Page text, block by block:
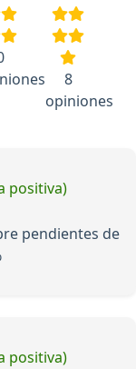
8
opiniones
positiva)
pendientes de
positiva)